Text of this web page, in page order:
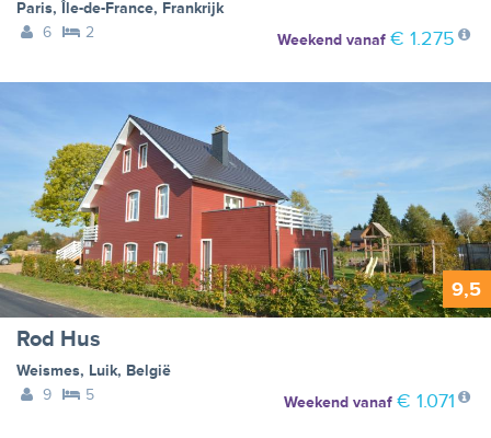
Paris, Île-de-France, Frankrijk
6
2 Weekendvanaf € 1.275
9,5
Rod Hus
Weismes, Luik, België
9
5 Weekendvanaf € 1.071